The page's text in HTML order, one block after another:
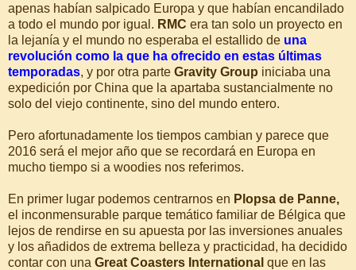
apenas habían salpicado Europa y que habían encandilado
a todo el mundo por igual. RMC era tan solo un proyecto en
la lejanía y el mundo no esperaba el estallido de una
revolución como la que ha ofrecido en estas últimas
temporadas, y por otra parte Gravity Group iniciaba una
expedición por China que la apartaba sustancialmente no
solo del viejo continente, sino del mundo entero.
Pero afortunadamente los tiempos cambian y parece que
2016 será el mejor año que se recordará en Europa en
mucho tiempo si a woodies nos referimos.
En primer lugar podemos centrarnos en Plopsa de Panne,
el inconmensurable parque temático familiar de Bélgica que
lejos de rendirse en su apuesta por las inversiones anuales
y los añadidos de extrema belleza y practicidad, ha decidido
contar con una Great Coasters International que en las